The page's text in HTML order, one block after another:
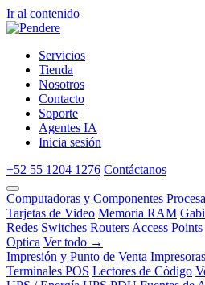
Ir al contenido
Servicios
Tienda
Nosotros
Contacto
Soporte
Agentes IA
Inicia sesión
+52 55 1204 1276 Contáctanos
Computadoras y Componentes
Tarjetas de Video Memoria RAM
Redes Switches Routers Access Points
Optica Ver todo →
Impresión y Punto de Venta Impresoras
Terminales POS Lectores de Código